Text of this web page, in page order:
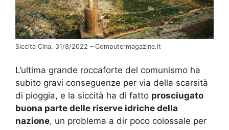
Siccità CIna, 31/8/2022 – Computermagazine.it
L’ultima grande roccaforte del comunismo ha
subito gravi conseguenze per via della scarsità
di pioggia, e la siccità ha di fatto prosciugato
buona parte delle riserve idriche della
nazione, un problema a dir poco colossale per